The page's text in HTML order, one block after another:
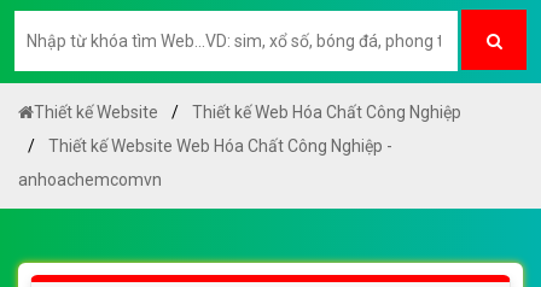
Thiết kế Website
Thiết kế Web Hóa Chất Công Nghiệp
Thiết kế Website Web Hóa Chất Công Nghiệp -
anhoachemcomvn